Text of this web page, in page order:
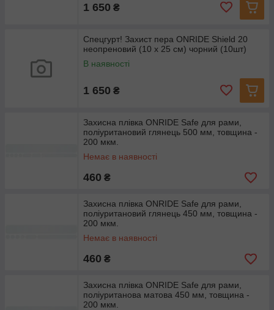
1 650 ₴
Спецгурт! Захист пера ONRIDE Shield 20
неопреновий (10 х 25 см) чорний (10шт)
В наявності
1 650 ₴
Захисна плівка ONRIDE Safe для рами,
поліуритановий глянець 500 мм, товщина -
200 мкм.
Немає в наявності
460 ₴
Захисна плівка ONRIDE Safe для рами,
поліуритановий глянець 450 мм, товщина -
200 мкм.
Немає в наявності
460 ₴
Захисна плівка ONRIDE Safe для рами,
поліуританова матова 450 мм, товщина -
200 мкм.